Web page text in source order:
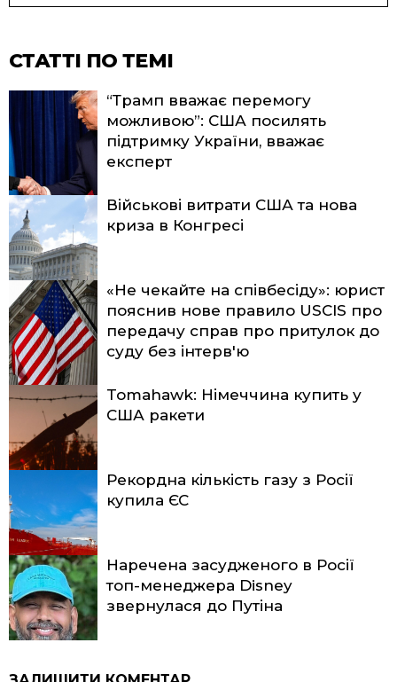
СТАТТІ ПО ТЕМІ
“Трамп вважає перемогу
можливою”: США посилять
підтримку України, вважає
експерт
Військові витрати США та нова
криза в Конгресі
«Не чекайте на співбесіду»: юрист
пояснив нове правило USCIS про
передачу справ про притулок до
суду без інтерв'ю
Tomahawk: Німеччина купить у
США ракети
Рекордна кількість газу з Росії
купила ЄС
Наречена засудженого в Росії
топ-менеджера Disney
звернулася до Путіна